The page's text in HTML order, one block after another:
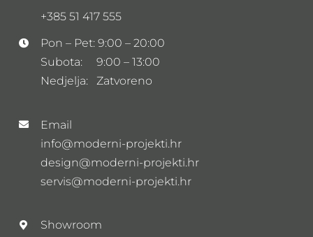
+385 51 417 555
Pon – Pet: 9:00 – 20:00
Subota: 9:00 – 13:00
Nedjelja: Zatvoreno
Email
info@moderni-projekti.hr
design@moderni-projekti.hr
servis@moderni-projekti.hr
Showroom